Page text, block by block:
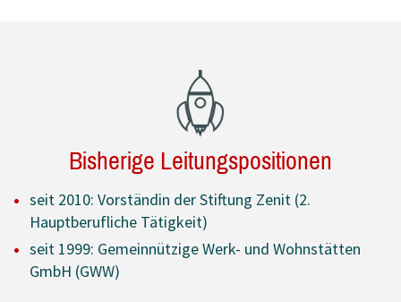
Bisherige Leitungspositionen
seit 2010: Vorständin der Stiftung Zenit (2.
Hauptberufliche Tätigkeit)
seit 1999: Gemeinnützige Werk- und Wohnstätten
GmbH (GWW)